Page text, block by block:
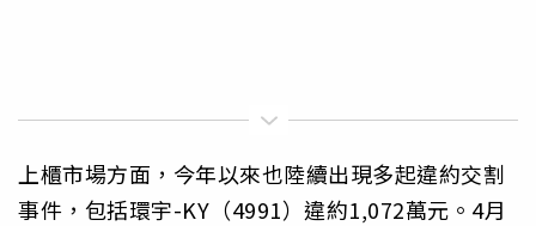
上櫃市場方面，今年以來也陸續出現多起違約交割
事件，包括環宇-KY（4991）違約1,072萬元。4月